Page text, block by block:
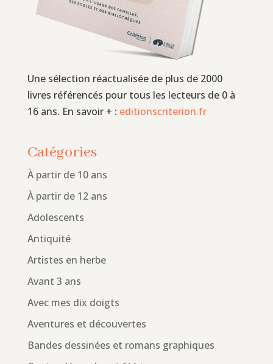
Une sélection réactualisée de plus de 2000
livres référencés pour tous les lecteurs de 0 à
16 ans. En savoir + : editionscriterion.fr
Catégories
À partir de 10 ans
À partir de 12 ans
Adolescents
Antiquité
Artistes en herbe
Avant 3 ans
Avec mes dix doigts
Aventures et découvertes
Bandes dessinées et romans graphiques